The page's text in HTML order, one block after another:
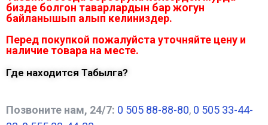
бизде болгон таварлардын бар жогун
байланышып алып келиниздер.
Перед покупкой пожалуйста уточняйте цену и
наличие товара на месте.
Где находится Табылга?
Позвоните нам, 24/7: 0 505 88-88-80, 0 505 33-44-